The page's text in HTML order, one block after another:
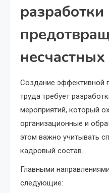
Создание эффективной
труда требует
мероприятий, который
организационные и
этом важно учитывать
кадровый состав.
Главными
следующие: